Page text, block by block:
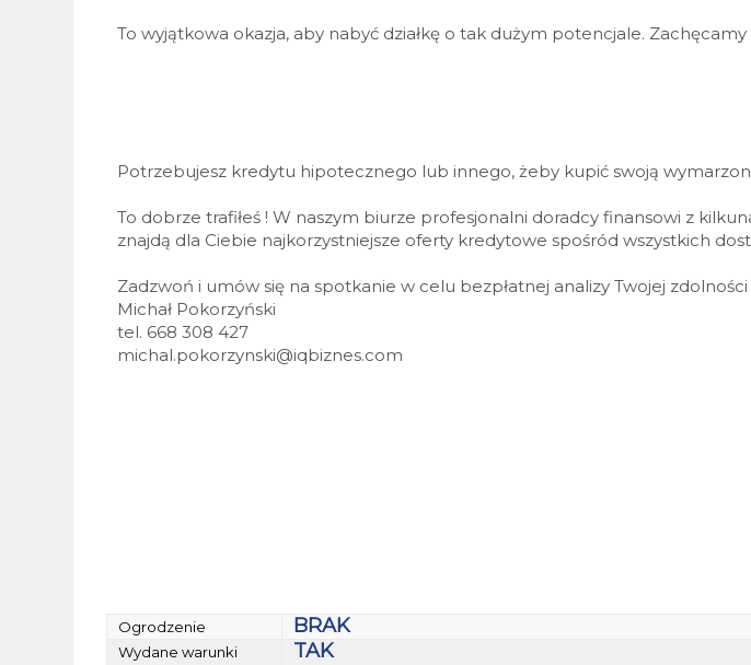
To wyjątkowa okazja, aby nabyć działkę o tak dużym potencjale.
Potrzebujesz kredytu hipotecznego lub innego, żeby kupić swoją
To dobrze trafiłeś ! W naszym biurze profesjonalni doradcy finansowi z
znajdą dla Ciebie najkorzystniejsze oferty kredytowe spośród wszystkich
Zadzwoń i umów się na spotkanie w celu bezpłatnej analizy Twojej
Michał Pokorzyński
tel. 668 308 427
michal.pokorzynski@iqbiznes.com
Ogrodzenie BRAK
Wydane warunki
TAK